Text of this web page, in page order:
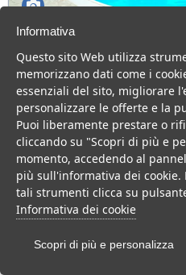
Puglia > Salento > Gallipoli
31 Camere
Masseria a Gallipoli, immersa nel
ricercata e tanto relax per una
Residence B&B
VEDI SU
Informativa
Questo sito Web utilizza
memorizzano dati come i
essenziali del sito, migliorare
personalizzare le offerte e la
Puoi liberamente prestare o
cliccando su "Scopri di più e
momento, accedendo al
più sull'informativa dei cookie.
tali strumenti clicca su
Informativa dei cookie
Scopri di più e personalizza